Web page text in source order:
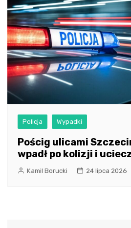
Policja Wypadki
Pościg ulicami
wpadł po kolizji i
Kamil Borucki 24 lipca 2026